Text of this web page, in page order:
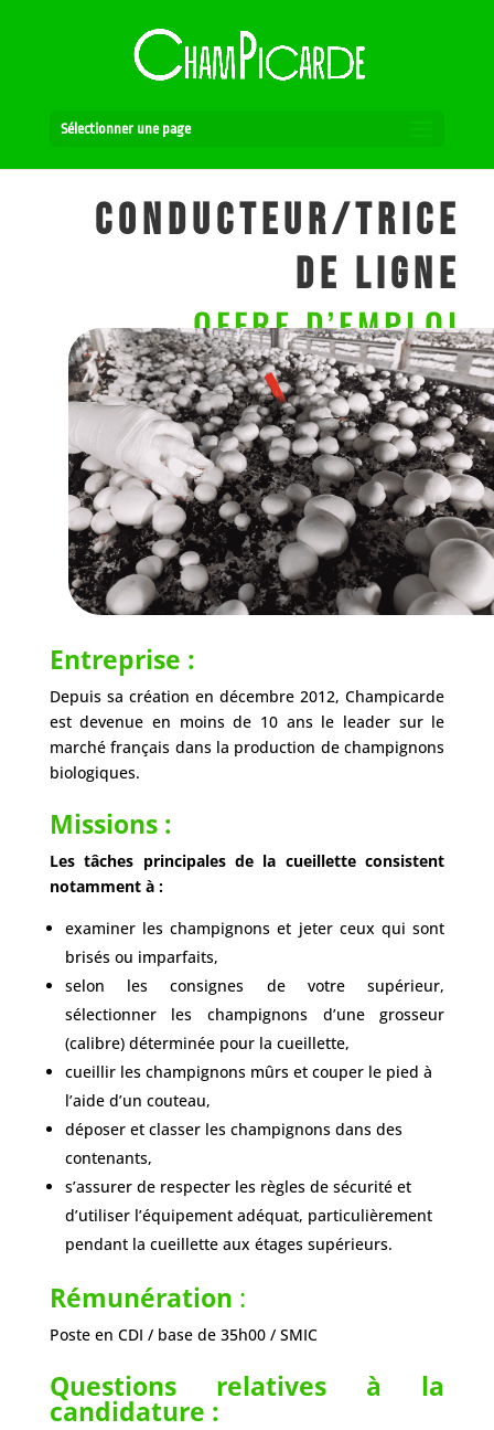
Sélectionner une page
Conducteur/trice
de ligne
OFFRE D’EMPLOI
Entreprise :
Depuis sa création en décembre 2012, Champicarde
est devenue en moins de 10 ans le leader sur le
marché français dans la production de champignons
biologiques.
Missions :
Les tâches principales de la cueillette consistent
notamment à :
examiner les champignons et jeter ceux qui sont
brisés ou imparfaits,
selon les consignes de votre supérieur,
sélectionner les champignons d’une grosseur
(calibre) déterminée pour la cueillette,
cueillir les champignons mûrs et couper le pied à
l’aide d’un couteau,
déposer et classer les champignons dans des
contenants,
s’assurer de respecter les règles de sécurité et
d’utiliser l’équipement adéquat, particulièrement
pendant la cueillette aux étages supérieurs.
Rémunération :
Poste en CDI / base de 35h00 / SMIC
Questions relatives à la
candidature :